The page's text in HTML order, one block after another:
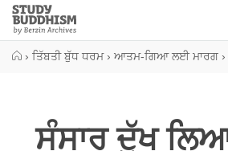
Close
Study
Buddhism
Home
› ਤਿੱਬਤੀ ਬੁੱਧ ਧਰਮ › ਆਤਮ-ਗਿਆ ਲਈ ਮਾਰਗ ›
ਸੰਸਾਰ ਦੁੱਖ